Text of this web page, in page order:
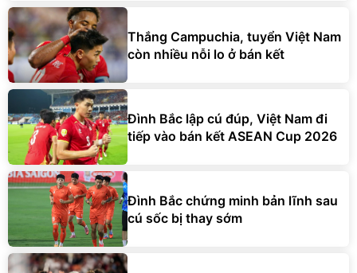
Thắng Campuchia, tuyển Việt Nam
còn nhiều nỗi lo ở bán kết
Đình Bắc lập cú đúp, Việt Nam đi
tiếp vào bán kết ASEAN Cup 2026
Đình Bắc chứng minh bản lĩnh sau
cú sốc bị thay sớm